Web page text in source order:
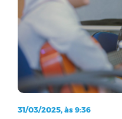
31/03/2025, às 9:36